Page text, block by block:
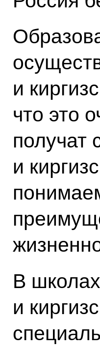
и
что это
получат
и
В
и